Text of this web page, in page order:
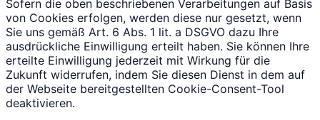
Sofern die oben beschriebenen Verarbeitungen auf Basis
von Cookies erfolgen, werden diese nur gesetzt, wenn
Sie uns gemäß Art. 6 Abs. 1 lit. a DSGVO dazu Ihre
ausdrückliche Einwilligung erteilt haben. Sie können Ihre
erteilte Einwilligung jederzeit mit Wirkung für die
Zukunft widerrufen, indem Sie diesen Dienst in dem auf
der Webseite bereitgestellten Cookie-Consent-Tool
deaktivieren.